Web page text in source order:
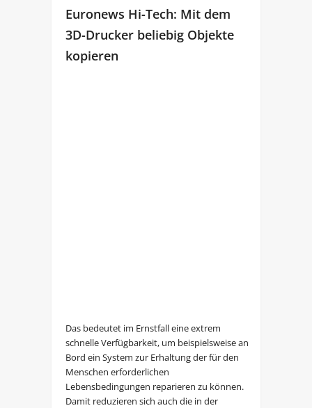
Euronews Hi-Tech: Mit dem
3D-Drucker beliebig Objekte
kopieren
Das bedeutet im Ernstfall eine extrem
schnelle Verfügbarkeit, um beispielsweise an
Bord ein System zur Erhaltung der für den
Menschen erforderlichen
Lebensbedingungen reparieren zu können.
Damit reduzieren sich auch die in der